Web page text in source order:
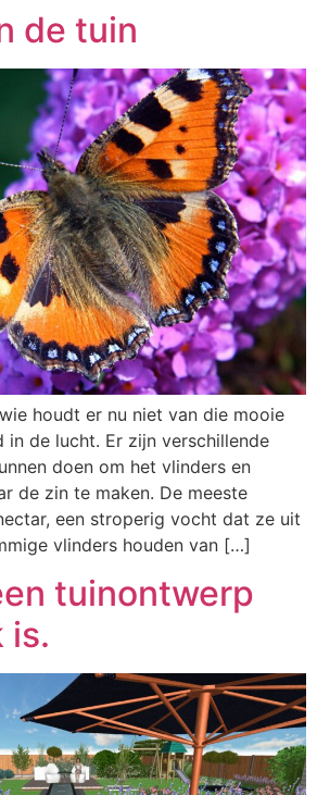
de tuin
houdt er nu niet van die mooie
in de lucht. Er zijn verschillende
doen om het vlinders en
de zin te maken. De meeste
een stroperig vocht dat ze uit
vlinders houden van […]
tuinontwerp
is.